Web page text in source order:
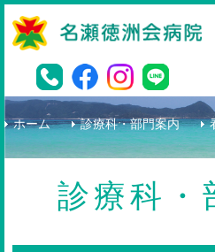
ホーム 診療科・部門案内
診療科・